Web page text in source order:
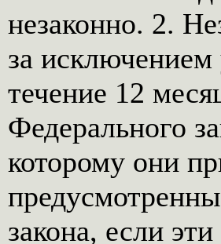
незаконно. 2.
за исключением
течение 12
Федерального
которому они
закона, если